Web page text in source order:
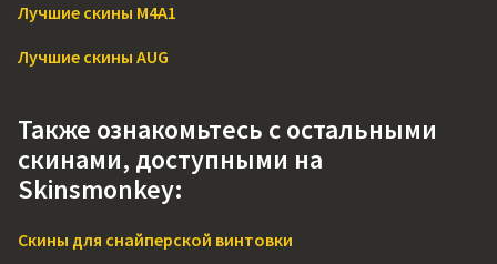
Лучшие скины M4A1
Лучшие скины AUG
Также ознакомьтесь с остальными
скинами, доступными на
Skinsmonkey:
Скины для снайперской винтовки